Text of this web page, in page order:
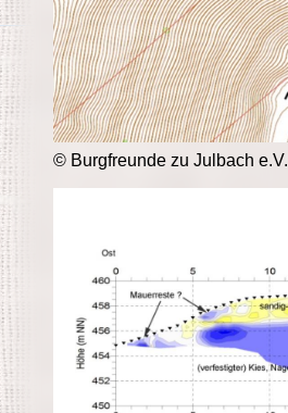
© Burgfreunde zu Julbach e.V.